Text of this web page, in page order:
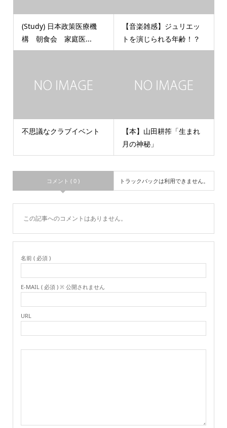
(Study) 日本政策医療機
構 朝食会 家庭医...
【音楽雑感】ジュリエッ
トを演じられる年齢！？
不思議なクラブイベント
【本】山田耕筰「生まれ
月の神秘」
コメント ( 0 ) トラックバックは利用できません。
この記事へのコメントはありません。
名前 ( 必須 )
E-MAIL ( 必須 ) ※ 公開されません
URL